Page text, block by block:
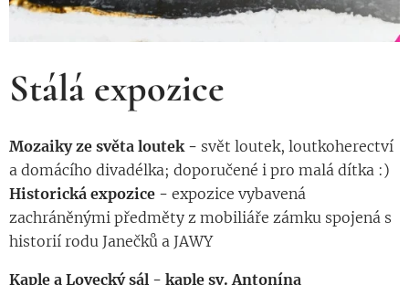
Stálá expozice
Mozaiky ze světa loutek - svět loutek, loutkoherectví
a domácího divadélka; doporučené i pro malá dítka :)
Historická expozice - expozice vybavená
zachráněnými předměty z mobiliáře zámku spojená s
historií rodu Janečků a JAWY
Kaple a Lovecký sál - kaple sv. Antonína